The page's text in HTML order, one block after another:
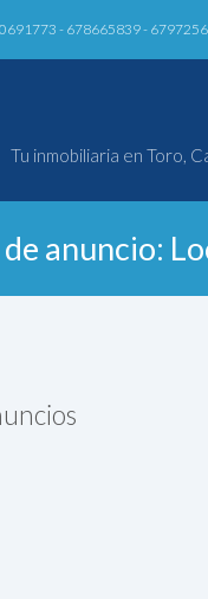
- 678665839 -
Tu inmobiliaria en Toro,
anuncio: